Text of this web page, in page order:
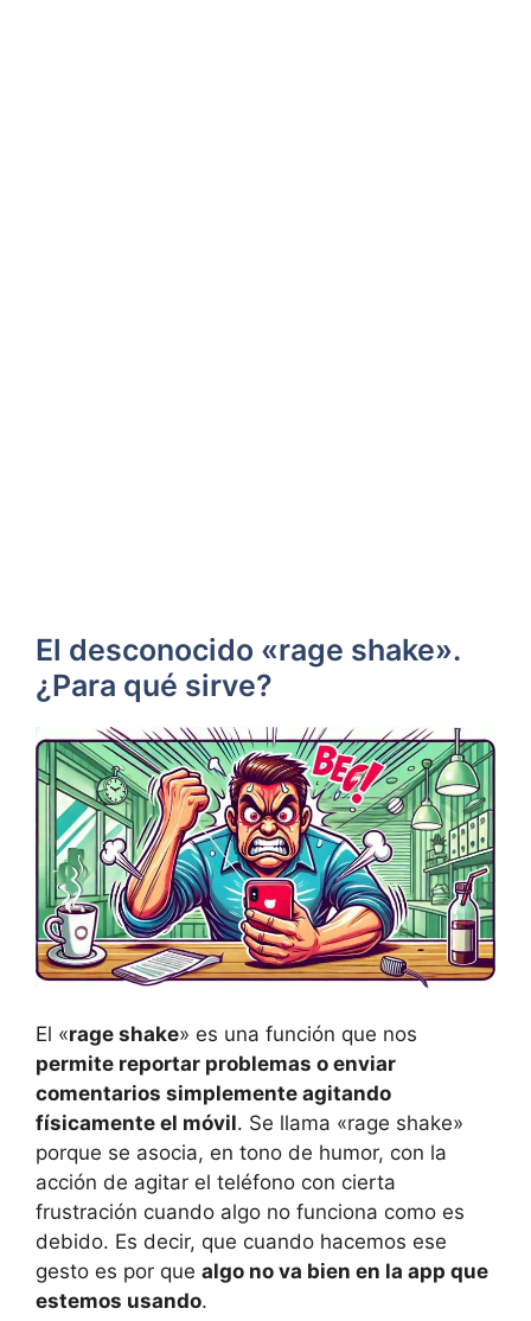
El desconocido «rage shake».
¿Para qué sirve?
El «rage shake» es una función que nos
permite reportar problemas o enviar
comentarios simplemente agitando
físicamente el móvil. Se llama «rage shake»
porque se asocia, en tono de humor, con la
acción de agitar el teléfono con cierta
frustración cuando algo no funciona como es
debido. Es decir, que cuando hacemos ese
gesto es por que algo no va bien en la app que
estemos usando.